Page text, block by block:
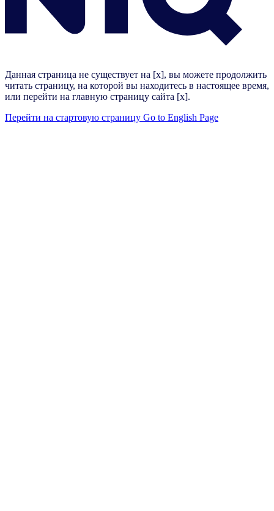
Данная страница не существует на [x], вы можете продолжить
читать страницу, на которой вы находитесь в настоящее время,
или перейти на главную страницу сайта [x].
Перейти на стартовую страницу Go to English Page